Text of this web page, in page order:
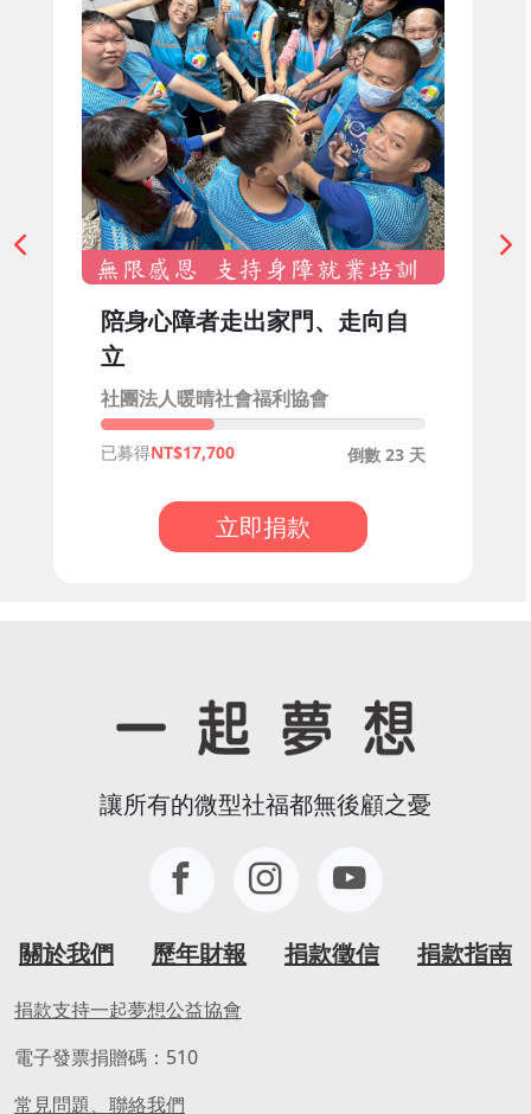
陪身心障者走出家門、走向自
立
社團法人暖晴社會福利協會
倒數 23 天
已募得 17,700
立即捐款
讓所有的微型社福都無後顧之憂
關於我們 歷年財報 捐款徵信 捐款指南
捐款支持一起夢想公益協會
電子發票捐贈碼：510
常見問題、聯絡我們